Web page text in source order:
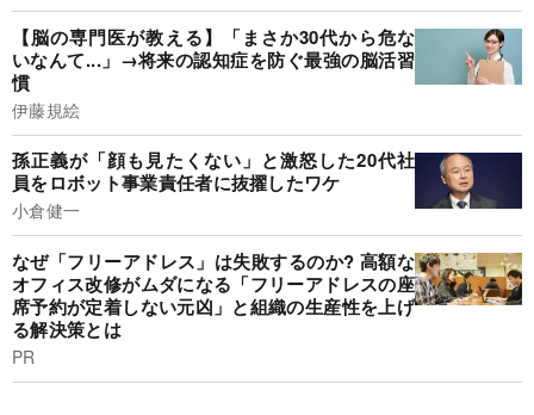
【脳の専門医が教える】「まさか30代から危な
いなんて...」→将来の認知症を防ぐ最強の脳活習
慣
伊藤規絵
孫正義が「顔も見たくない」と激怒した20代社
員をロボット事業責任者に抜擢したワケ
小倉健一
なぜ「フリーアドレス」は失敗するのか? 高額な
オフィス改修がムダになる「フリーアドレスの座
席予約が定着しない元凶」と組織の生産性を上げ
る解決策とは
PR